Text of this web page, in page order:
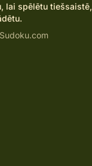
lai spēlētu tiešsaistē,